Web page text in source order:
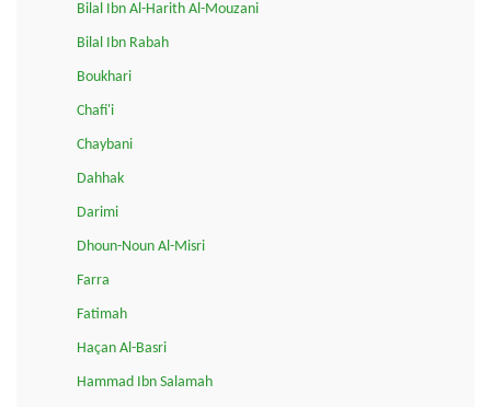
Bilal Ibn Al-Harith Al-Mouzani
Bilal Ibn Rabah
Boukhari
Chafi'i
Chaybani
Dahhak
Darimi
Dhoun-Noun Al-Misri
Farra
Fatimah
Haçan Al-Basri
Hammad Ibn Salamah